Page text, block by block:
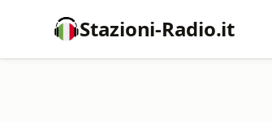
Stazioni-Radio.it